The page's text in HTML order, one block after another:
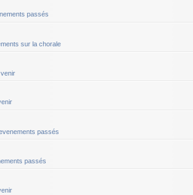
passés
sur la chorale
passés
passés